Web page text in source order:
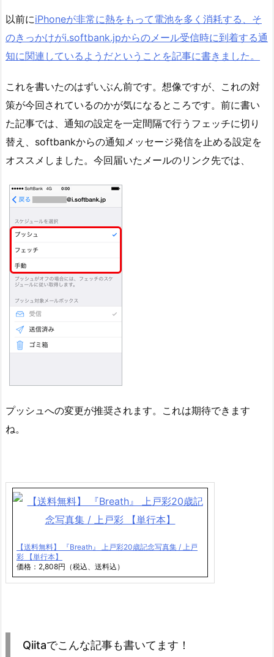
以前にiPhoneが非常に熱をもって電池を多く消耗する、そ
のきっかけがi.softbank.jpからのメール受信時に到着する通
知に関連しているようだということを記事に書きました。
これを書いたのはずいぶん前です。想像ですが、これの対
策が今回されているのかが気になるところです。前に書い
た記事では、通知の設定を一定間隔で行うフェッチに切り
替え、softbankからの通知メッセージ発信を止める設定を
オススメしました。今回届いたメールのリンク先では、
プッシュへの変更が推奨されます。これは期待できます
ね。
【送料無料】 『Breath』 上戸彩20歳記念写真集 / 上戸
彩 【単行本】
価格：2,808円（税込、送料込）
Qiitaでこんな記事も書いてます！